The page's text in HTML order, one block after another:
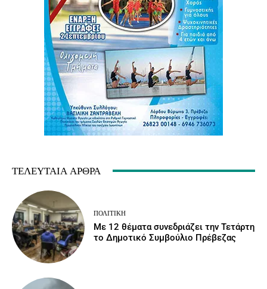
ΤΕΛΕΥΤΑΊΑ ΆΡΘΡΑ
ΠΟΛΙΤΙΚΉ
Με 12 θέματα συνεδριάζει την Τετάρτη
το Δημοτικό Συμβούλιο Πρέβεζας